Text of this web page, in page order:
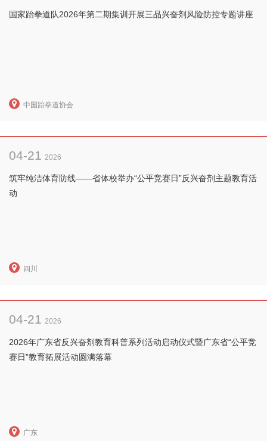
国家跆拳道队2026年第二期集训开展三品兴奋剂风险防控专题讲座
中国跆拳道协会
04-21 2026
筑牢纯洁体育防线——省体校举办“公平竞赛日”反兴奋剂主题教育活
动
四川
04-21 2026
2026年广东省反兴奋剂教育科普系列活动启动仪式暨广东省“公平竞
赛日”教育拓展活动圆满落幕
广东